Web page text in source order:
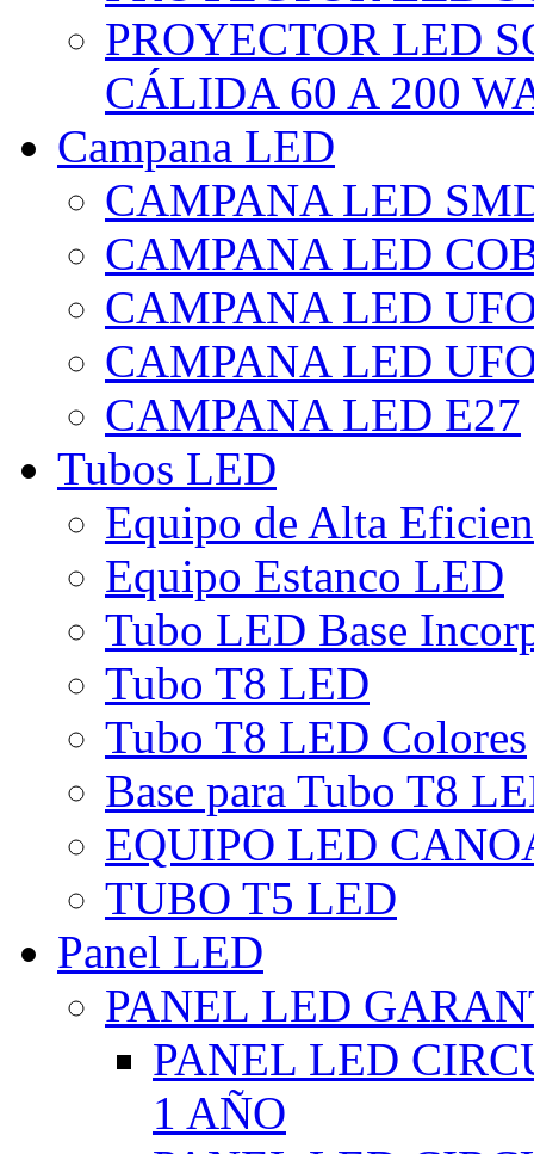
PROYECTOR LED
CÁLIDA 60 A 200
Campana LED
CAMPANA LED
CAMPANA LED
CAMPANA LED
CAMPANA LED
CAMPANA LED E27
Tubos LED
Equipo de Alta
Equipo Estanco LED
Tubo LED Base
Tubo T8 LED
Tubo T8 LED Colores
Base para Tubo T8
EQUIPO LED
TUBO T5 LED
Panel LED
PANEL LED
PANEL LED
1 AÑO